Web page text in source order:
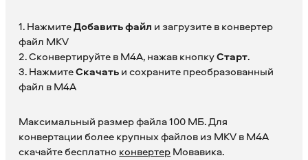
1. НажмитеДобавить файл и загрузите в конвертер
файл MKV
2. Сконвертируйте в M4A, нажав кнопкуСтарт.
3. НажмитеСкачатьи сохраните преобразованный
файл в M4A
Максимальный размер файла 100 МБ. Для
конвертации более крупных файлов из MKV в M4A
скачайте бесплатно конвертерМовавика.